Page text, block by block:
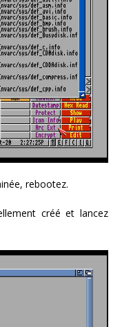
rebootez.
créé et lancez